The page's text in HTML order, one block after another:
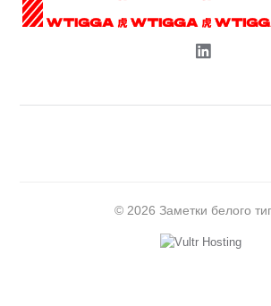
© 2026 Заметки белого